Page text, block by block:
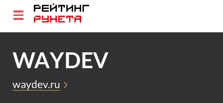
WAYDEV
waydev.ru